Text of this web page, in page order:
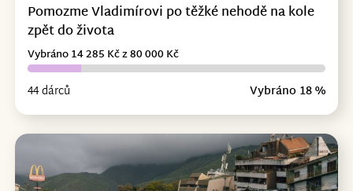
Pomozme Vladimírovi po těžké nehodě na kole
zpět do života
44 dárců Vybráno 18 %
Vybráno 14 285 Kč z 80 000 Kč